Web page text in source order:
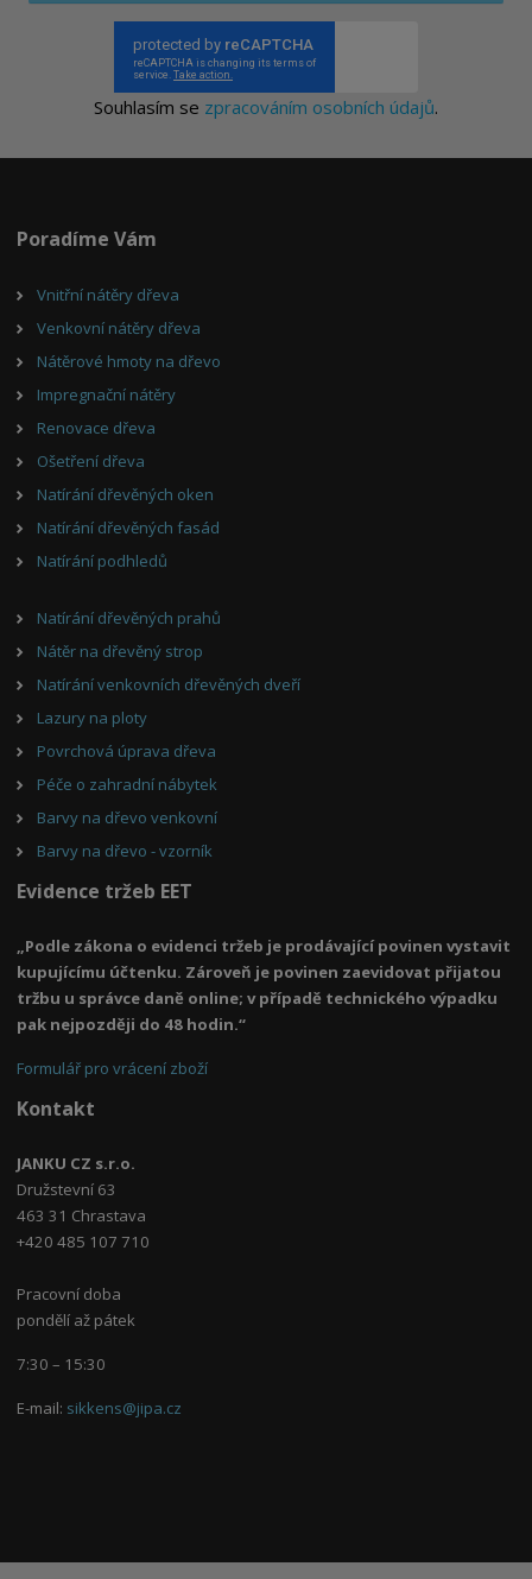
Souhlasím se zpracováním osobních údajů.
Poradíme Vám
Vnitřní nátěry dřeva
Venkovní nátěry dřeva
Nátěrové hmoty na dřevo
Impregnační nátěry
Renovace dřeva
Ošetření dřeva
Natírání dřevěných oken
Natírání dřevěných fasád
Natírání podhledů
Natírání dřevěných prahů
Nátěr na dřevěný strop
Natírání venkovních dřevěných dveří
Lazury na ploty
Povrchová úprava dřeva
Péče o zahradní nábytek
Barvy na dřevo venkovní
Barvy na dřevo - vzorník
Evidence tržeb EET
„Podle zákona o evidenci tržeb je prodávající povinen vystavit
kupujícímu účtenku. Zároveň je povinen zaevidovat přijatou
tržbu u správce daně online; v případě technického výpadku
pak nejpozději do 48 hodin.“
Formulář pro vrácení zboží
Kontakt
JANKU CZ s.r.o.
Družstevní 63
463 31 Chrastava
+420 485 107 710
Pracovní doba
pondělí až pátek
7:30 – 15:30
E-mail: sikkens@jipa.cz